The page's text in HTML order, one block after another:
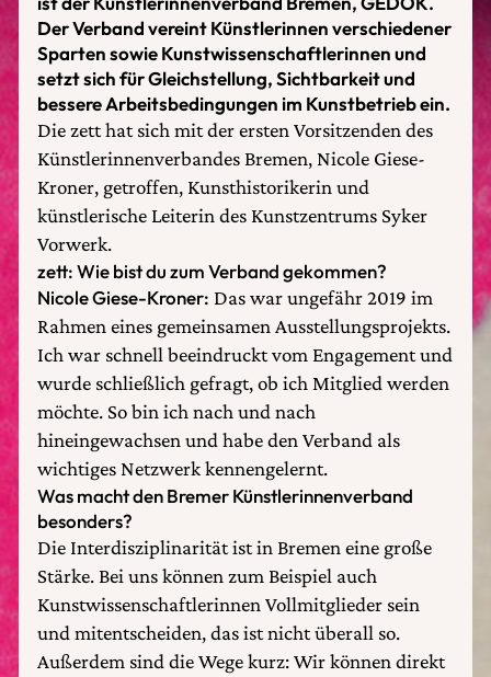
Der Verband vereint Künstlerinnen verschiedener
Sparten sowie Kunstwissenschaftlerinnen und
setzt sich für Gleichstellung, Sichtbarkeit und
bessere Arbeitsbedingungen im Kunstbetrieb ein.
Die zett hat sich mit der ersten Vorsitzenden des
Künstlerinnenverbandes Bremen, Nicole Giese-
Kroner, getroffen, Kunsthistorikerin und
künstlerische Leiterin des Kunstzentrums Syker
Vorwerk.
zett: Wie bist du zum Verband gekommen?
Nicole Giese-Kroner: Das war ungefähr 2019 im
Rahmen eines gemeinsamen Ausstellungsprojekts.
Ich war schnell beeindruckt vom Engagement und
wurde schließlich gefragt, ob ich Mitglied werden
möchte. So bin ich nach und nach
hineingewachsen und habe den Verband als
wichtiges Netzwerk kennengelernt.
Was macht den Bremer Künstlerinnenverband
besonders?
Die Interdisziplinarität ist in Bremen eine große
Stärke. Bei uns können zum Beispiel auch
Kunstwissenschaftlerinnen Vollmitglieder sein
und mitentscheiden, das ist nicht überall so.
Außerdem sind die Wege kurz: Wir können direkt